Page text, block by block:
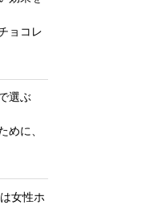
ョコレ
選ぶ
めに、
女性ホ